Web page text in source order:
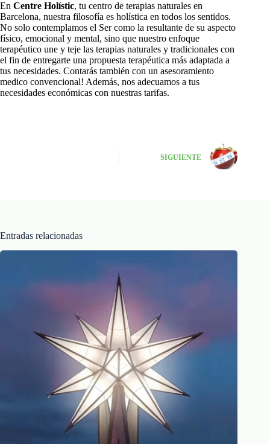
En Centre Holístic, tu centro de terapias naturales en
Barcelona, nuestra filosofía es holística en todos los sentidos.
No solo contemplamos el Ser como la resultante de su aspecto
físico, emocional y mental, sino que nuestro enfoque
terapéutico une y teje las terapias naturales y tradicionales con
el fin de entregarte una propuesta terapéutica más adaptada a
tus necesidades. Contarás también con un asesoramiento
medico convencional! Además, nos adecuamos a tus
necesidades económicas con nuestras tarifas.
SIGUIENTE
Entradas relacionadas